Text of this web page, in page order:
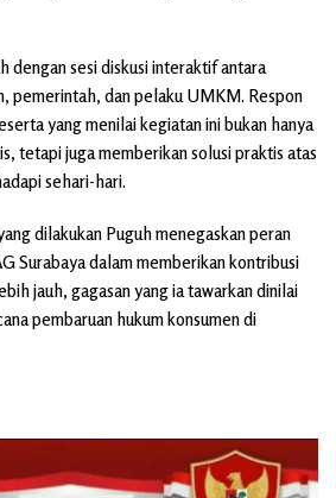
dengan sesi diskusi interaktif antara
pemerintah, dan pelaku UMKM. Respon
yang menilai kegiatan ini bukan hanya
tetapi juga memberikan solusi praktis atas
sehari-hari.
dilakukan Puguh menegaskan peran
Surabaya dalam memberikan kontribusi
jauh, gagasan yang ia tawarkan dinilai
pembaruan hukum konsumen di